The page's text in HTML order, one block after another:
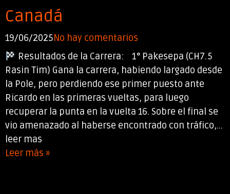
Canadá
19/06/2025No hay comentarios
Resultados de la Carrera: 1° Pakesepa (CH7.5
Rasin Tim) Gana la carrera, habiendo largado desde
la Pole, pero perdiendo ese primer puesto ante
Ricardo en las primeras vueltas, para luego
recuperar la punta en la vuelta 16. Sobre el final se
vio amenazado al haberse encontrado con tráfico,...
leer mas
Leer más »